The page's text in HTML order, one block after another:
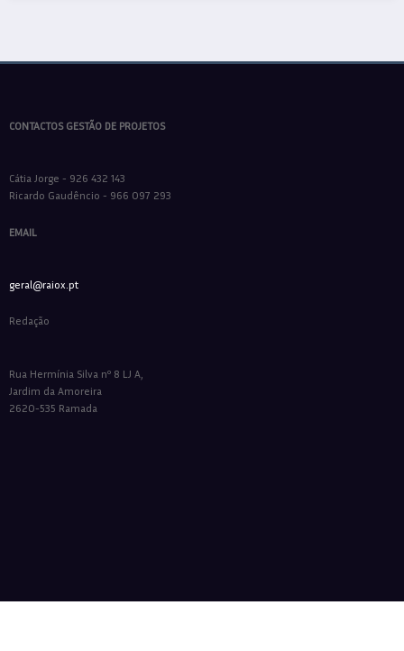
CONTACTOS GESTÃO DE PROJETOS
Cátia Jorge - 926 432 143
Ricardo Gaudêncio - 966 097 293
EMAIL
geral@raiox.pt
Redação
Rua Hermínia Silva nº 8 LJ A,
Jardim da Amoreira
2620-535 Ramada